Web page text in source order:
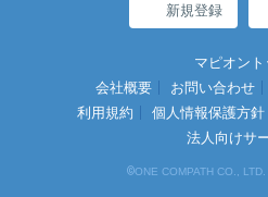
新規登録
マピオント
会社概要
お問い合わせ
利用規約
個人情報保護方針
法人向けサ
©ONE COMPATH CO.,